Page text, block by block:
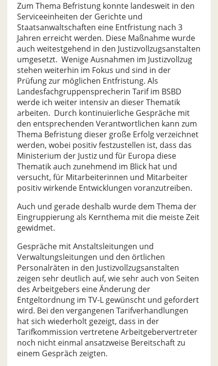
Zum Thema Befristung konnte landesweit in den
Serviceeinheiten der Gerichte und
Staatsanwaltschaften eine Entfristung nach 3
Jahren erreicht werden. Diese Maßnahme wurde
auch weitestgehend in den Justizvollzugsanstalten
umgesetzt. Wenige Ausnahmen im Justizvollzug
stehen weiterhin im Fokus und sind in der
Prüfung zur möglichen Entfristung. Als
Landesfachgruppensprecherin Tarif im BSBD
werde ich weiter intensiv an dieser Thematik
arbeiten. Durch kontinuierliche Gespräche mit
den entsprechenden Verantwortlichen kann zum
Thema Befristung dieser große Erfolg verzeichnet
werden, wobei positiv festzustellen ist, dass das
Ministerium der Justiz und für Europa diese
Thematik auch zunehmend im Blick hat und
versucht, für Mitarbeiterinnen und Mitarbeiter
positiv wirkende Entwicklungen voranzutreiben.
Auch und gerade deshalb wurde dem Thema der
Eingruppierung als Kernthema mit die meiste Zeit
gewidmet.
Gespräche mit Anstaltsleitungen und
Verwaltungsleitungen und den örtlichen
Personalräten in den Justizvollzugsanstalten
zeigen sehr deutlich auf, wie sehr auch von Seiten
des Arbeitgebers eine Änderung der
Entgeltordnung im TV-L gewünscht und gefordert
wird. Bei den vergangenen Tarifverhandlungen
hat sich wiederholt gezeigt, dass in der
Tarifkommission vertretene Arbeitgebervertreter
noch nicht einmal ansatzweise Bereitschaft zu
einem Gespräch zeigten.